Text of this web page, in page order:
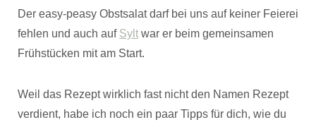
Der easy-peasy Obstsalat darf bei uns auf keiner Feierei
fehlen und auch auf Sylt war er beim gemeinsamen
Frühstücken mit am Start.
Weil das Rezept wirklich fast nicht den Namen Rezept
verdient, habe ich noch ein paar Tipps für dich, wie du